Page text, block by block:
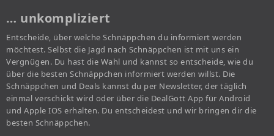
… unkompliziert
Entscheide, über welche Schnäppchen du informiert werden
möchtest. Selbst die Jagd nach Schnäppchen ist mit uns ein
Vergnügen. Du hast die Wahl und kannst so entscheide, wie du
über die besten Schnäppchen informiert werden willst. Die
Schnäppchen und Deals kannst du per Newsletter, der täglich
einmal verschickt wird oder über die DealGott App für Android
und Apple IOS erhalten. Du entscheidest und wir bringen dir die
besten Schnäppchen.